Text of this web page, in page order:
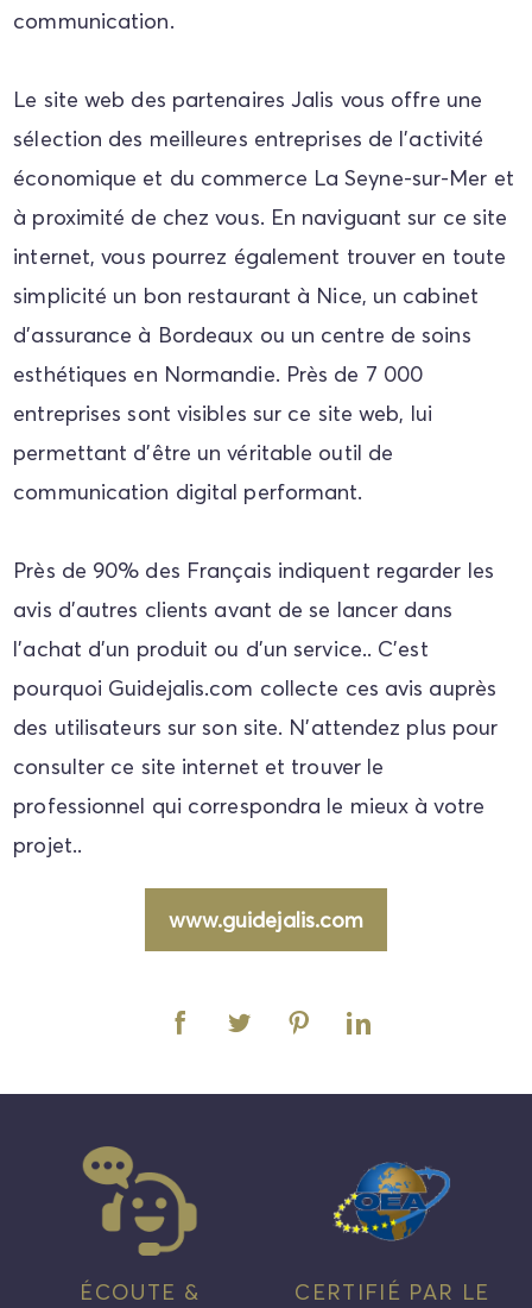
communication.
Le site web des partenaires Jalis vous offre une
sélection des meilleures entreprises de l'activité
économique et du commerce La Seyne-sur-Mer et
à proximité de chez vous. En naviguant sur ce site
internet, vous pourrez également trouver en toute
simplicité un bon restaurant à Nice, un cabinet
d’assurance à Bordeaux ou un centre de soins
esthétiques en Normandie. Près de 7 000
entreprises sont visibles sur ce site web, lui
permettant d’être un véritable outil de
communication digital performant.
Près de 90% des Français indiquent regarder les
avis d’autres clients avant de se lancer dans
l’achat d’un produit ou d’un service.. C'est
pourquoi Guidejalis.com collecte ces avis auprès
des utilisateurs sur son site. N’attendez plus pour
consulter ce site internet et trouver le
professionnel qui correspondra le mieux à votre
projet..
www.guidejalis.com
ÉCOUTE &
CERTIFIÉ PAR LE